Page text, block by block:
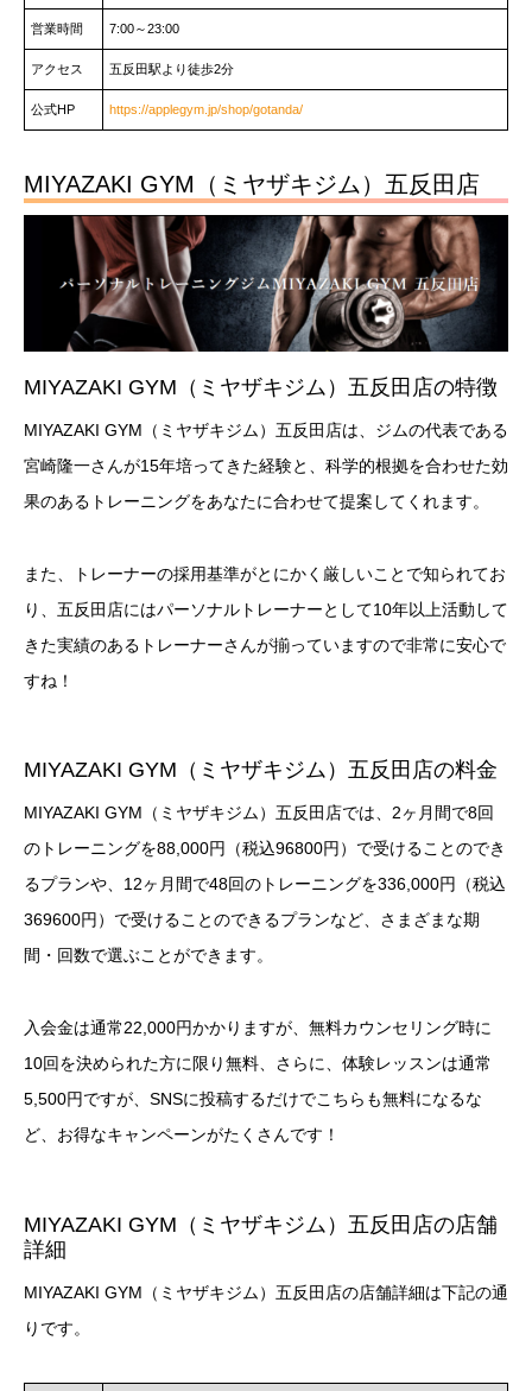
営業時間 7:00～23:00
アクセス 五反田駅より徒歩2分
公式HP https://applegym.jp/shop/gotanda/
MIYAZAKI GYM（ミヤザキジム）五反田店
MIYAZAKI GYM（ミヤザキジム）五反田店の特徴
MIYAZAKI GYM（ミヤザキジム）五反田店は、ジムの代表である
宮崎隆一さんが15年培ってきた経験と、科学的根拠を合わせた効
果のあるトレーニングをあなたに合わせて提案してくれます。
また、トレーナーの採用基準がとにかく厳しいことで知られてお
り、五反田店にはパーソナルトレーナーとして10年以上活動して
きた実績のあるトレーナーさんが揃っていますので非常に安心で
すね！
MIYAZAKI GYM（ミヤザキジム）五反田店の料金
MIYAZAKI GYM（ミヤザキジム）五反田店では、2ヶ月間で8回
のトレーニングを88,000円（税込96800円）で受けることのでき
るプランや、12ヶ月間で48回のトレーニングを336,000円（税込
369600円）で受けることのできるプランなど、さまざまな期
間・回数で選ぶことができます。
入会金は通常22,000円かかりますが、無料カウンセリング時に
10回を決められた方に限り無料、さらに、体験レッスンは通常
5,500円ですが、SNSに投稿するだけでこちらも無料になるな
ど、お得なキャンペーンがたくさんです！
MIYAZAKI GYM（ミヤザキジム）五反田店の店舗
詳細
MIYAZAKI GYM（ミヤザキジム）五反田店の店舗詳細は下記の通
りです。